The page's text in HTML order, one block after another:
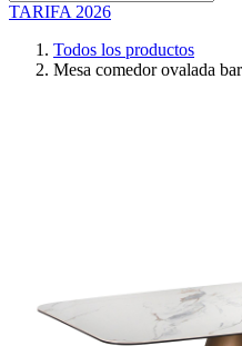
TARIFA 2026
Todos los productos
Mesa comedor ovalada